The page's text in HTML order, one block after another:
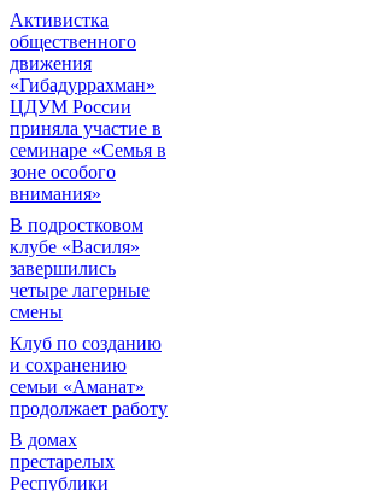
Активистка
общественного
движения
«Гибадуррахман»
ЦДУМ России
приняла участие в
семинаре «Семья в
зоне особого
внимания»
В подростковом
клубе «Василя»
завершились
четыре лагерные
смены
Клуб по созданию
и сохранению
семьи «Аманат»
продолжает работу
В домах
престарелых
Республики